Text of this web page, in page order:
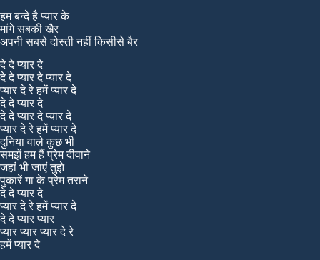
हम बन्दे है प्यार के
मांगे सबकी खैर
अपनी सबसे दोस्ती नहीं किसीसे बैर
दे दे प्यार दे
दे दे प्यार दे प्यार दे
प्यार दे रे हमें प्यार दे
दे दे प्यार दे
दे दे प्यार दे प्यार दे
प्यार दे रे हमें प्यार दे
दुनिया वाले कुछ भी
समझें हम हैं प्रेम दीवाने
जहां भी जाएं तुझे
पुकारें गा के प्रेम तराने
दे दे प्यार दे
प्यार दे रे हमें प्यार दे
दे दे प्यार प्यार
प्यार प्यार प्यार दे रे
हमें प्यार दे